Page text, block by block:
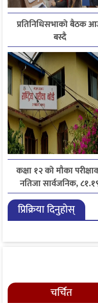
प्रतिनिधिसभाको बैठक
बस्दै
कक्षा १२ को मौका
नतिजा सार्वजनिक,
प्रतिशत विद्यार्थी उत्तीर्ण
प्रिक्रिया दिनुहोस्
चर्चित